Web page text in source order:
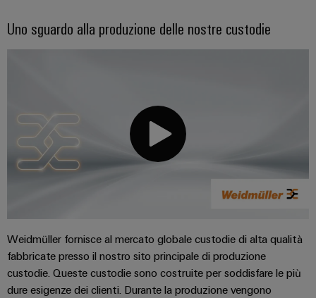
Uno sguardo alla produzione delle nostre custodie
Weidmüller fornisce al mercato globale custodie di alta qualità
fabbricate presso il nostro sito principale di produzione
custodie. Queste custodie sono costruite per soddisfare le più
dure esigenze dei clienti. Durante la produzione vengono